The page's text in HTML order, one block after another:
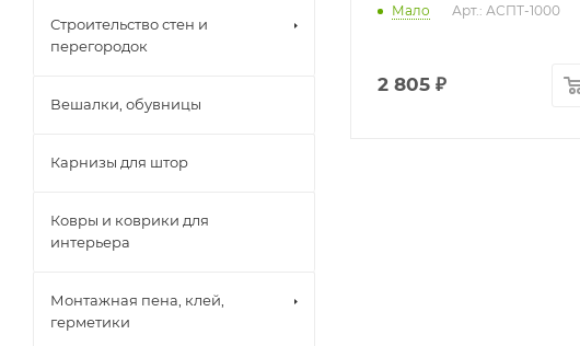
Мало Арт.: АСПТ-1000
2 805 ₽
Строительство стен и
перегородок
Вешалки, обувницы
Карнизы для штор
Ковры и коврики для
интерьера
Монтажная пена, клей,
герметики